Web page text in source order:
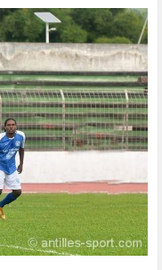
t
a
g
e
r
s
u
r
S
k
y
p
e
(
o
u
v
r
e
d
a
n
s
u
o
y
e
r
p
a
r
e
-
m
a
i
l
à
a
m
i
(
o
u
v
r